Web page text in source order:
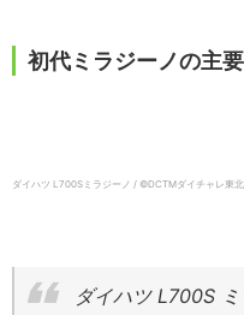
初代ミラジーノの主
ダイハツ L700Sミラジーノ / ©DCTMダイチャレ東
ダイハツ L700S